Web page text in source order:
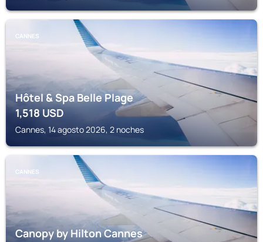
CANNES
Hôtel & Spa Belle Plage
1,518USD
Cannes, 14 agosto 2026, 2 noches
CANNES
Canopy by Hilton Cannes